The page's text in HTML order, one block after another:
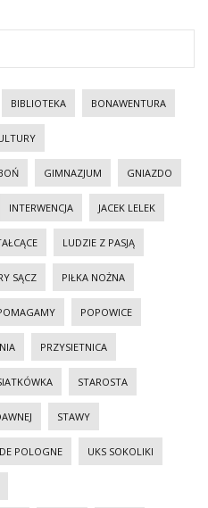
BIBLIOTEKA BONAWENTURA
GIMNAZJUM GNIAZDO
INTERWENCJA JACEK LELEK
LUDZIE Z PASJĄ
SĄCZ PIŁKA NOŻNA
POPOWICE
PRZYSIETNICA
STAROSTA
STAWY
POLOGNE UKS SOKOLIKI